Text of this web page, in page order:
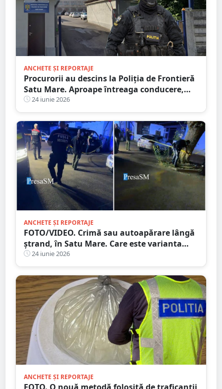
ANCHETE ȘI REPORTAJE
Procurorii au descins la Poliția de Frontieră
Satu Mare. Aproape întreaga conducere,
vizată de verificări
24 iunie 2026
ANCHETE ȘI REPORTAJE
FOTO/VIDEO. Crimă sau autoapărare lângă
ștrand, în Satu Mare. Care este varianta
agresorului. Un puștan de vreo 60 de kg
24 iunie 2026
ANCHETE ȘI REPORTAJE